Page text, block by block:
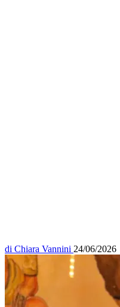
di Chiara Vannini 24/06/2026